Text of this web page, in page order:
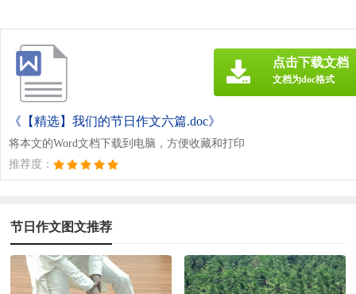
《【精选】我们的节日作文六篇.doc》
将本文的Word文档下载到电脑，方便收藏和打印
推荐度：
点击下载文档
文档为doc格式
节日作文图文推荐